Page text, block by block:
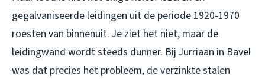
gegalvaniseerde leidingen uit de periode 1920-1970
roesten van binnenuit. Je ziet het niet, maar de
leidingwand wordt steeds dunner. Bij Jurriaan in Bavel
was dat precies het probleem, de verzinkte stalen